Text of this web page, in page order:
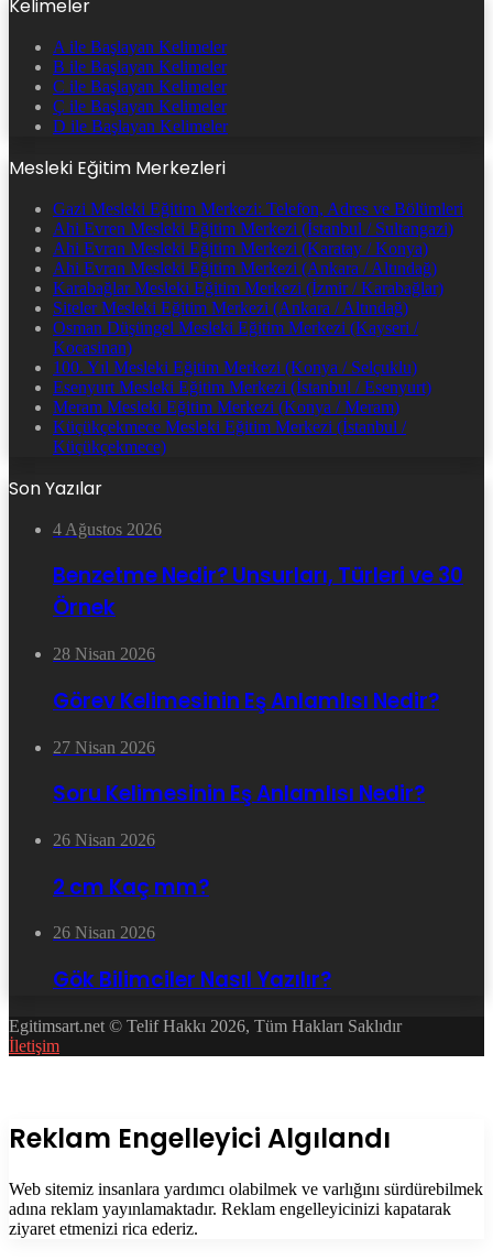
Kelimeler
A ile Başlayan Kelimeler
B ile Başlayan Kelimeler
C ile Başlayan Kelimeler
Ç ile Başlayan Kelimeler
D ile Başlayan Kelimeler
Mesleki Eğitim Merkezleri
Gazi Mesleki Eğitim Merkezi: Telefon, Adres ve Bölümleri
Ahi Evren Mesleki Eğitim Merkezi (İstanbul / Sultangazi)
Ahi Evran Mesleki Eğitim Merkezi (Karatay / Konya)
Ahi Evran Mesleki Eğitim Merkezi (Ankara / Altındağ)
Karabağlar Mesleki Eğitim Merkezi (İzmir / Karabağlar)
Siteler Mesleki Eğitim Merkezi (Ankara / Altındağ)
Osman Düşüngel Mesleki Eğitim Merkezi (Kayseri /
Kocasinan)
100. Yıl Mesleki Eğitim Merkezi (Konya / Selçuklu)
Esenyurt Mesleki Eğitim Merkezi (İstanbul / Esenyurt)
Meram Mesleki Eğitim Merkezi (Konya / Meram)
Küçükçekmece Mesleki Eğitim Merkezi (İstanbul /
Küçükçekmece)
Son Yazılar
4 Ağustos 2026
Benzetme Nedir? Unsurları, Türleri ve 30
Örnek
28 Nisan 2026
Görev Kelimesinin Eş Anlamlısı Nedir?
27 Nisan 2026
Soru Kelimesinin Eş Anlamlısı Nedir?
26 Nisan 2026
2 cm Kaç mm?
26 Nisan 2026
Gök Bilimciler Nasıl Yazılır?
Egitimsart.net © Telif Hakkı 2026, Tüm Hakları Saklıdır
İletişim
Kapalı
Reklam Engelleyici Algılandı
Web sitemiz insanlara yardımcı olabilmek ve varlığını sürdürebilmek
adına reklam yayınlamaktadır. Reklam engelleyicinizi kapatarak
ziyaret etmenizi rica ederiz.